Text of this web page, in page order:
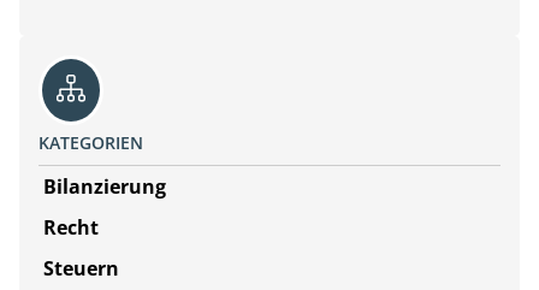
KATEGORIEN
Bilanzierung
Recht
Steuern